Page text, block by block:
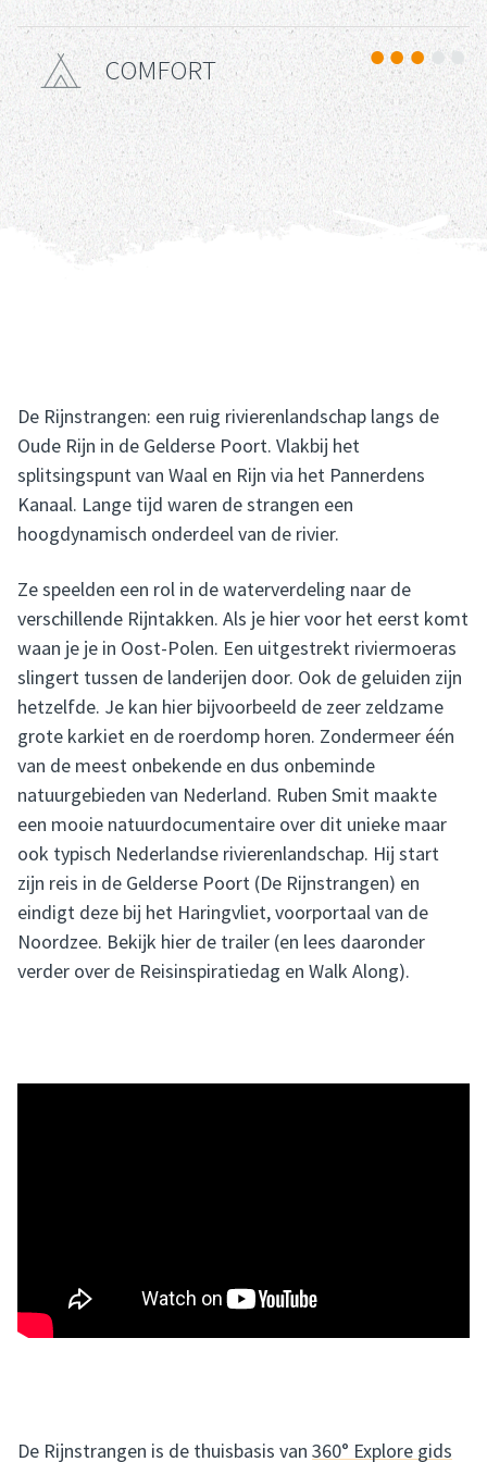
Comfort
COMFORT
De Rijnstrangen: een ruig rivierenlandschap langs de
Oude Rijn in de Gelderse Poort. Vlakbij het
splitsingspunt van Waal en Rijn via het Pannerdens
Kanaal. Lange tijd waren de strangen een
hoogdynamisch onderdeel van de rivier.
Ze speelden een rol in de waterverdeling naar de
verschillende Rijntakken. Als je hier voor het eerst komt
waan je je in Oost-Polen. Een uitgestrekt riviermoeras
slingert tussen de landerijen door. Ook de geluiden zijn
hetzelfde. Je kan hier bijvoorbeeld de zeer zeldzame
grote karkiet en de roerdomp horen. Zondermeer één
van de meest onbekende en dus onbeminde
natuurgebieden van Nederland. Ruben Smit maakte
een mooie natuurdocumentaire over dit unieke maar
ook typisch Nederlandse rivierenlandschap. Hij start
zijn reis in de Gelderse Poort (De Rijnstrangen) en
eindigt deze bij het Haringvliet, voorportaal van de
Noordzee. Bekijk hier de trailer (en lees daaronder
verder over de Reisinspiratiedag en Walk Along).
De Rijnstrangen is de thuisbasis van 360° Explore gids